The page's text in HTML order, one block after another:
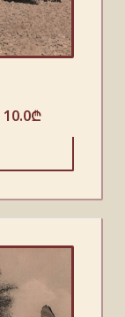
10.0₾